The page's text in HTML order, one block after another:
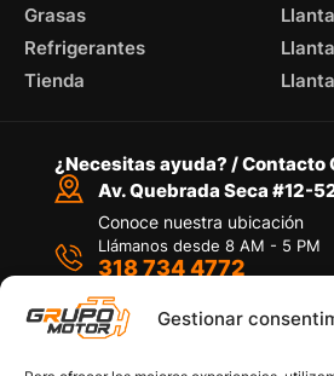
Gestionar
Grasas
Refrigerantes
Tienda
¿Necesitas ayuda? / Contacto
Av. Quebrada Seca #12-
Conoce nuestra ubicación
Llámanos desde 8 AM - 5 PM
318 734 4772
Por medio de WhatsApp